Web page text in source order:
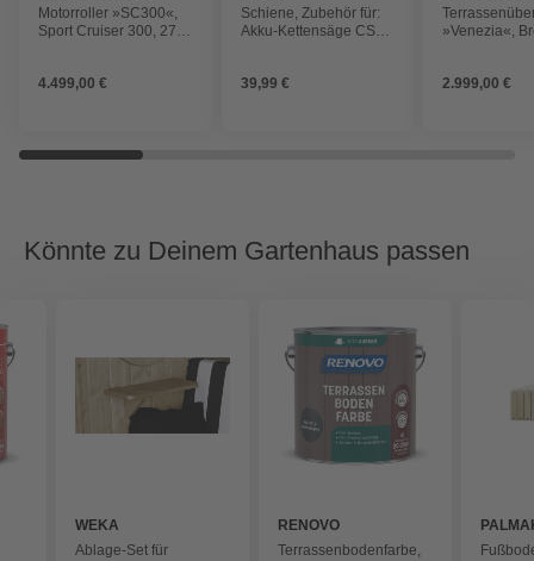
Motorroller »SC300«,
Sport Cruiser 300, 276
4.499,00 €
Schiene, Zubehör für:
Akku-Kettensäge CS
39,99 €
»Venezia«,
2.999,00 €
Könnte zu Deinem Gartenhaus passen
WEKA
Ablage-Set für
RENOVO
Terrassenbodenfarbe,